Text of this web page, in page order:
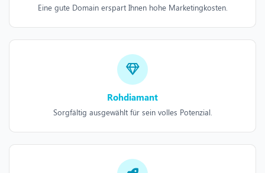
Eine gute Domain erspart Ihnen hohe Marketingkosten.
Rohdiamant
Sorgfältig ausgewählt für sein volles Potenzial.